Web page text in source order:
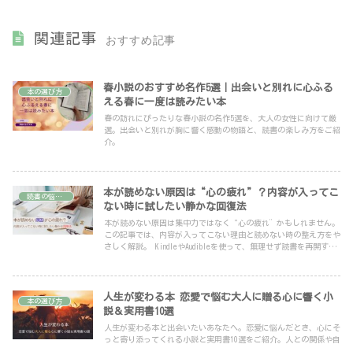
関連記事 おすすめ記事
本の選び方
春小説のおすすめ名作5選｜出会いと別れに心ふる
える春に一度は読みたい本
春の訪れにぴったりな春小説の名作5選を、大人の女性に向けて厳
選。出会いと別れが胸に響く感動の物語と、読書の楽しみ方をご紹
介。
読書の悩み・本との向き合い方
本が読めない原因は“心の疲れ”？内容が入ってこ
ない時に試したい静かな回復法
本が読めない原因は集中力ではなく "心の疲れ”かもしれません。
この記事では、内容が入ってこない理由と読めない時の整え方をや
さしく解説。 KindleやAudibleを使って、無理せず読書を再開する
本の選び方
人生が変わる本 恋愛で悩む大人に贈る心に響く小
説＆実用書10選
人生が変わる本と出会いたいあなたへ。恋愛に悩んだとき、心にそ
っと寄り添ってくれる小説と実用書10選をご紹介。人との関係や自